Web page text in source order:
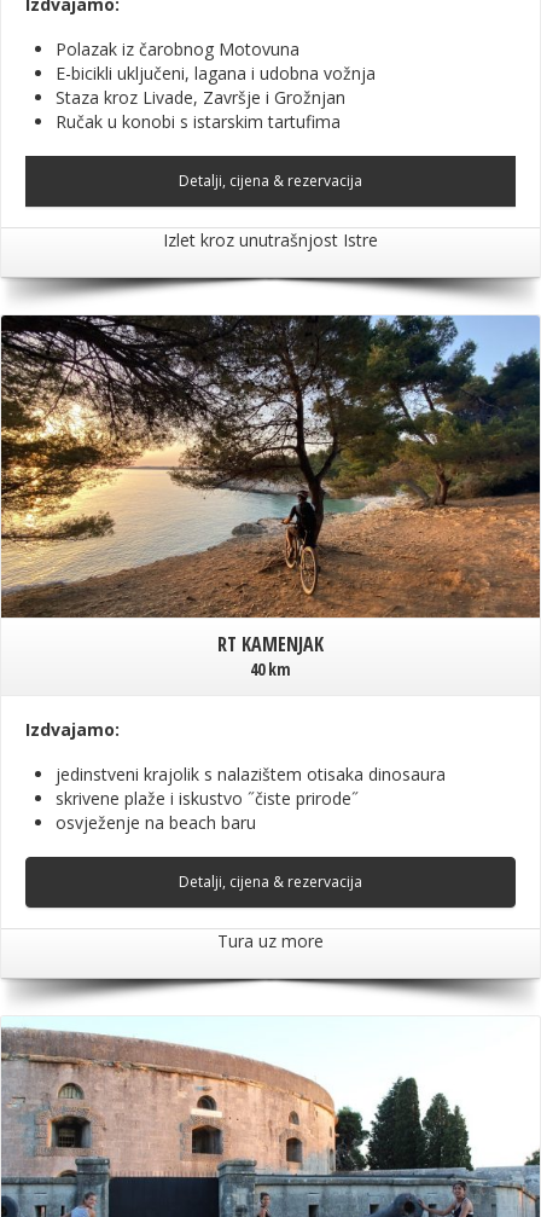
Polazak iz čarobnog Motovuna
E-bicikli uključeni, lagana i udobna vožnja
Staza kroz Livade, Završje i Grožnjan
Ručak u konobi s istarskim tartufima
Detalji, cijena & rezervacija
Izlet kroz unutrašnjost Istre
RT KAMENJAK
40 km
Izdvajamo:
jedinstveni krajolik s nalazištem otisaka dinosaura
skrivene plaže i iskustvo ˝čiste prirode˝
osvježenje na beach baru
Detalji, cijena & rezervacija
Tura uz more